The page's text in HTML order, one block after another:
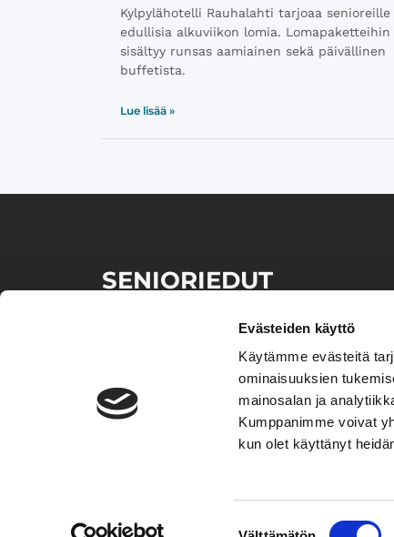
Evästeiden käyttö
Käytämme evästeitä
ominaisuuksien
mainosalan ja
Kumppanimme voivat
kun olet käyttänyt
Kylpylähotelli Rauhalahti tarjoaa senioreille
edullisia alkuviikon lomia. Lomapaketteihin
sisältyy runsas aamiainen sekä päivällinen
buffetista.
Lue lisää »
SENIORIEDUT
sivustolta lukuisia senioriväestölle suunnattuja